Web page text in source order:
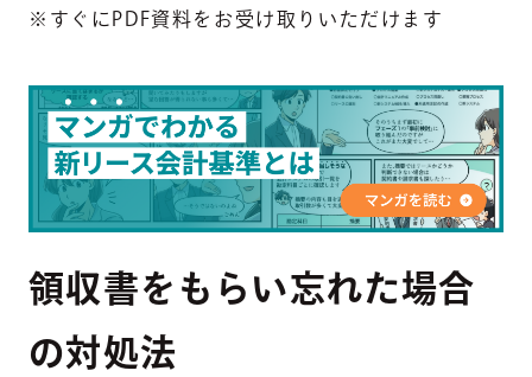
※すぐにPDF資料をお受け取りいただけます
領収書をもらい忘れた場合
の対処法